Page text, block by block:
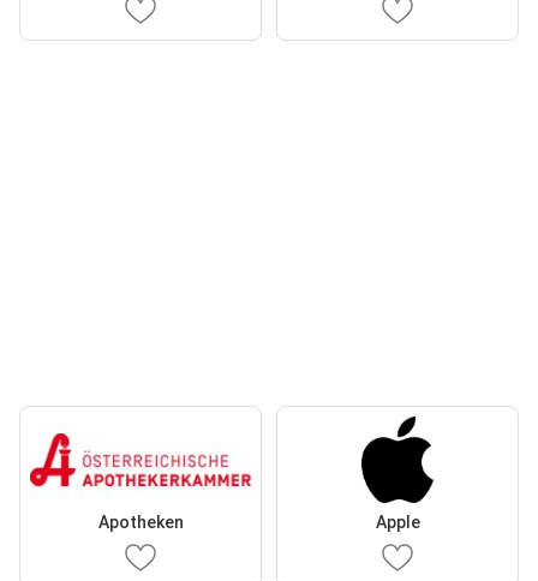
Apotheken Apple